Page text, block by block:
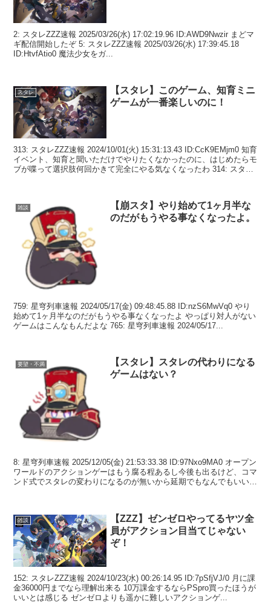
2: スタレZZZ速報 2025/03/26(水) 17:02:19.96 ID:AWD9Nwzir まどマ
ギ配信開始したぞ 5: スタレZZZ速報 2025/03/26(水) 17:39:45.18
ID:HtvfAtio0 魔法少女をガ...
スタレ
【スタレ】このゲーム、知育ミニ
ゲームが一番楽しいのに！
313: スタレZZZ速報 2024/10/01(火) 15:31:13.43 ID:CcK9EMjm0 知育
イベント、知育と聞いただけでやりたくなかったのに、はじめたらモ
ブが喋って選択肢何回かきて完全にやる気なくなったわ 314: スタ
雑談
【崩スタ】やり始めて1ヶ月半な
のだがもうやる事なくなったよ。
759: 星穹列車速報 2024/05/17(金) 09:48:45.88 ID:nzS6MwVq0 やり
始めて1ヶ月半なのだがもうやる事なくなったよ やっぱり対人がない
ゲームはこんなもんだよな 765: 星穹列車速報 2024/05/17...
要望・不満
【スタレ】スタレの代わりになる
ゲームはない？
8: 星穹列車速報 2025/12/05(金) 21:53:33.38 ID:97Nxo9MA0 オープン
ワールドのアクションゲーはもう腐る程あるし今後も出るけど、コマ
ンド式でスタレの変わりになるのが無いから延期でもなんでもいいか
雑談
【ZZZ】ゼンゼロやってるヤツ全
員がアクション目当てじゃない
ぞ！
152: スタレZZZ速報 2024/10/23(水) 00:26:14.95 ID:7pSfjVJ/0 月に課
金36000円までなら理解出来る 10万課金するならPSpro買ったほうが
いいとは感じる ゼンゼロよりも遥かに難しいアクションゲ...